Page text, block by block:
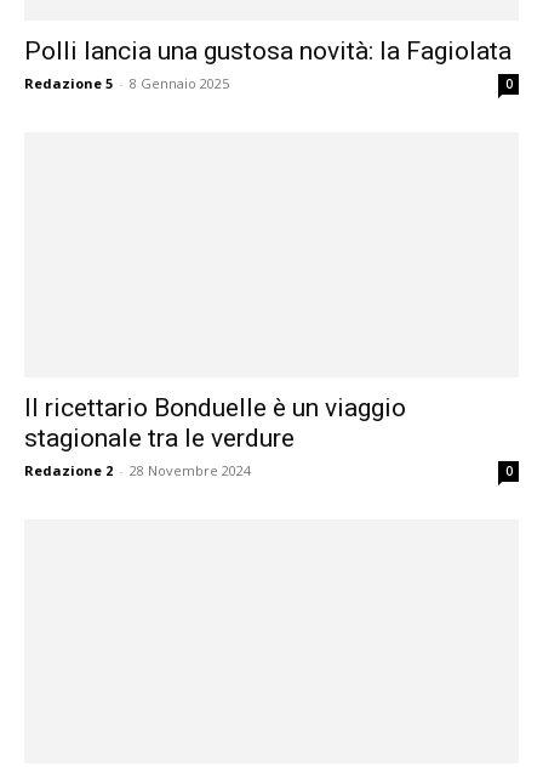
Polli lancia una gustosa novità: la Fagiolata
Redazione 5 - 8 Gennaio 2025 0
Il ricettario Bonduelle è un viaggio
stagionale tra le verdure
Redazione 2 - 28 Novembre 2024 0